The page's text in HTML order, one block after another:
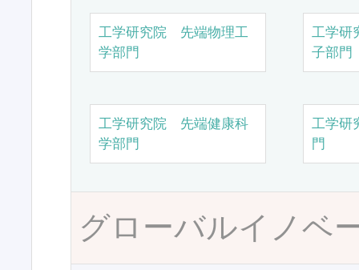
工学研究院 先端物理工
学部門
工学研
子部門
工学研究院 先端健康科
学部門
工学研
門
グローバルイノベ